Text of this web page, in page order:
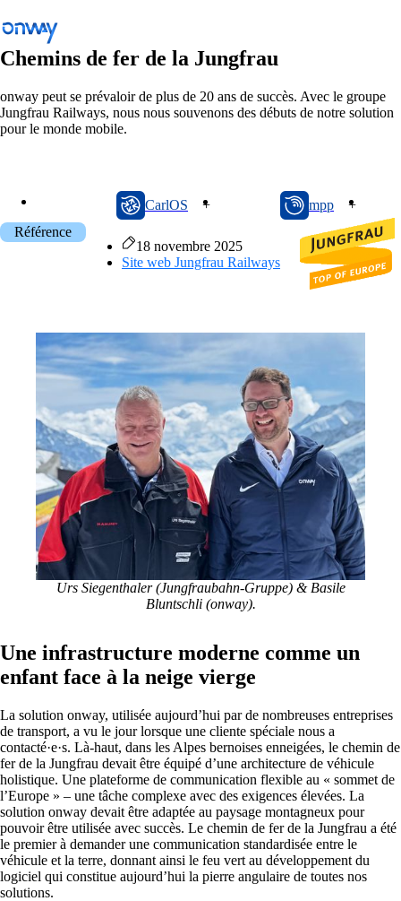
Retour
Transports publics
Connecter les sites et les équipements
Solutions/Connecter les sites et les équipements
Mettre en réseau les sites avec SD-WAN
Interaction efficace des sites grâce à des
connexions sûres et stables - pour une qualité
maximale.
Périphériques sur le réseau
vos besoins.
Internet of Things
L'Internet des objets conquiert le monde
numérique – nos logiciels vous permettent de
connecter sans problème les appareils les plus
divers.
Chemins de fer de la Jungfrau
onway peut se prévaloir de plus de 20 ans de succès. Avec le groupe
Jungfrau Railways, nous nous souvenons des débuts de notre solution
pour le monde mobile.
CarlOS + mpp +
Référence
18 novembre 2025
Site web Jungfrau Railways
Urs Siegenthaler (Jungfraubahn-Gruppe) & Basile
Bluntschli (onway).
Une infrastructure moderne comme un
enfant face à la neige vierge
La solution onway, utilisée aujourd’hui par de nombreuses entreprises
de transport, a vu le jour lorsque une cliente spéciale nous a
contacté·e·s. Là-haut, dans les Alpes bernoises enneigées, le chemin de
fer de la Jungfrau devait être équipé d’une architecture de véhicule
holistique. Une plateforme de communication flexible au « sommet de
l’Europe » – une tâche complexe avec des exigences élevées. La
solution onway devait être adaptée au paysage montagneux pour
pouvoir être utilisée avec succès. Le chemin de fer de la Jungfrau a été
le premier à demander une communication standardisée entre le
véhicule et la terre, donnant ainsi le feu vert au développement du
logiciel qui constitue aujourd’hui la pierre angulaire de toutes nos
solutions.